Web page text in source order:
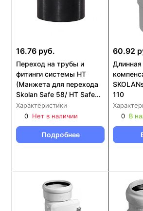
16.76 руб.
Переход на трубы и
фитинги системы HT
(Манжета для перехода
Skolan Safe 58/ HT Safe
50)
Характеристики
0 Нет в наличии
Подробнее
60.92
110
0 В